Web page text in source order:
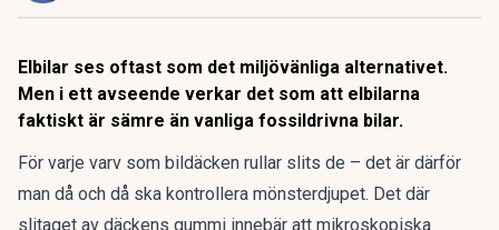
Elbilar ses oftast som det miljövänliga alternativet.
Men i ett avseende verkar det som att elbilarna
faktiskt är sämre än vanliga fossildrivna bilar.
För varje varv som bildäcken rullar slits de – det är därför
man då och då ska kontrollera mönsterdjupet. Det där
slitaget av däckens gummi innebär att mikroskopiska